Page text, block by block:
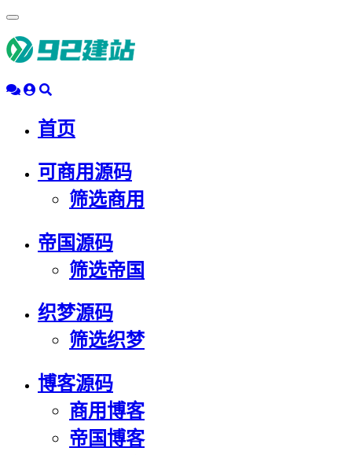
动
导
首页
可商用源码
筛选商用
帝国源码
筛选帝国
织梦源码
筛选织梦
博客源码
商用博客
帝国博客